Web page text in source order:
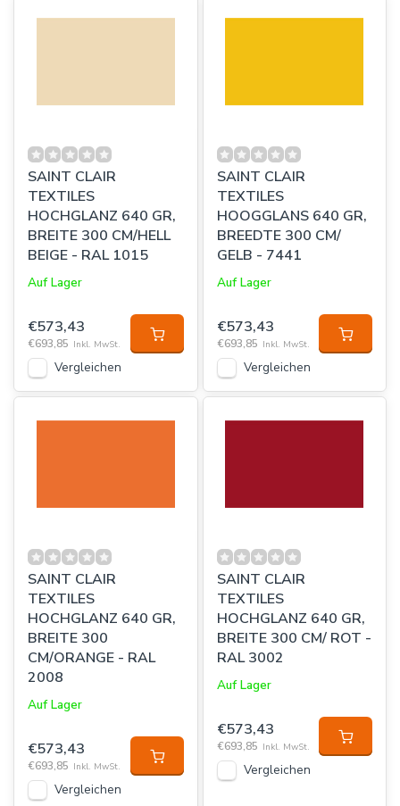
SAINT CLAIR
TEXTILES
HOCHGLANZ 640 GR,
BREITE 300 CM/HELL
BEIGE - RAL 1015
Auf Lager
€573,43
€693,85 Inkl. MwSt.
Vergleichen
SAINT CLAIR
TEXTILES
HOOGGLANS 640 GR,
BREEDTE 300 CM/
GELB - 7441
Auf Lager
€573,43
€693,85 Inkl. MwSt.
Vergleichen
SAINT CLAIR
TEXTILES
HOCHGLANZ 640 GR,
BREITE 300
CM/ORANGE - RAL
2008
Auf Lager
€573,43
€693,85 Inkl. MwSt.
Vergleichen
SAINT CLAIR
TEXTILES
HOCHGLANZ 640 GR,
BREITE 300 CM/ ROT -
RAL 3002
Auf Lager
€573,43
€693,85 Inkl. MwSt.
Vergleichen